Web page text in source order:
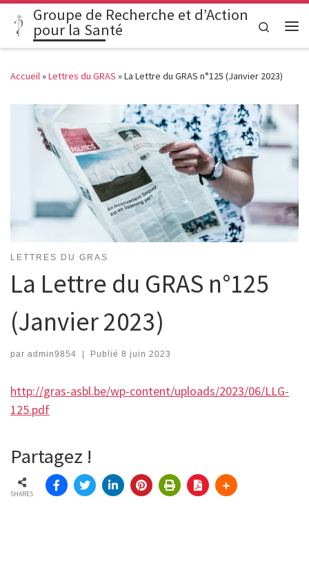
Passer au contenu
Groupe de Recherche et d’Action
pour la Santé
Search
Accueil»Lettres du GRAS »La Lettre du GRAS n°125 (Janvier 2023)
LETTRES DU GRAS
La Lettre du GRAS n°125
(Janvier 2023)
par admin9854 Publié 8 juin 2023
http://gras-asbl.be/wp-content/uploads/2023/06/LLG-
125.pdf
Partagez !
SHARES